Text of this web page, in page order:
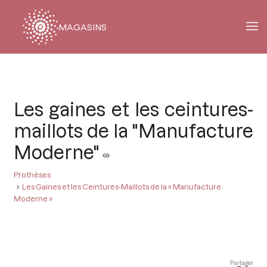
MAGASINS
Les gaines et les ceintures-
maillots de la "Manufacture
Moderne"
Prothèses
Les Gaines et les Ceintures-Maillots de la « Manufacture
Moderne »
Partager